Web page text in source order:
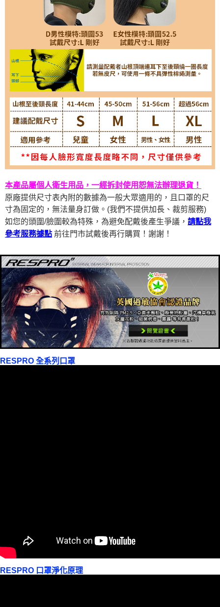
本產品屬個人衛生用品，一經拆封使用恕無法辦理退貨！
原廠提供尺寸表內附的數據為一般大眾適用的，且口罩的尺
寸為固定的，無法量身訂做。(我們不提供加長、裁剪服務)
如您的頭圍/臉圍較為特殊，為避免配戴後產生爭議， 請點我
參考服務據點 前往門市試戴後再行購買！謝謝！
RESPRO 全系列口罩
RESPRO 口罩淨化原理